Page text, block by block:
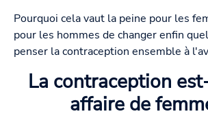
Pourquoi cela vaut la peine pour les
pour les hommes de changer enfin
penser la contraception ensemble à
La contraception
affaire de